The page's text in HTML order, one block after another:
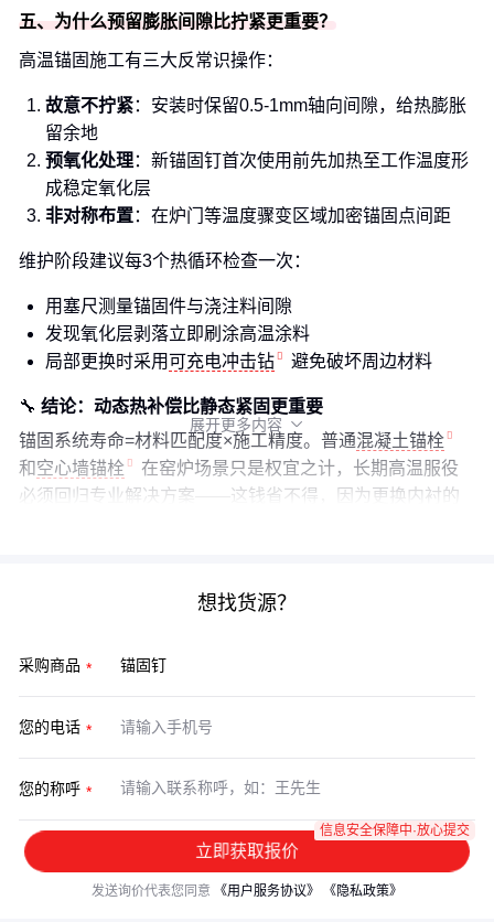
五、为什么预留膨胀间隙比拧紧更重要？
高温锚固施工有三大反常识操作：
故意不拧紧：安装时保留0.5-1mm轴向间隙，给热膨胀
留余地
预氧化处理：新锚固钉首次使用前先加热至工作温度形
成稳定氧化层
非对称布置：在炉门等温度骤变区域加密锚固点间距
维护阶段建议每3个热循环检查一次：
用塞尺测量锚固件与浇注料间隙
发现氧化层剥落立即刷涂高温涂料
局部更换时采用可充电冲击钻 避免破坏周边材料
🔧 结论：动态热补偿比静态紧固更重要
锚固系统寿命=材料匹配度×施工精度。普通混凝土锚栓
和空心墙锚栓
在窑炉场景只是权宜之计，长期高温服役
必须回归专业解决方案——这钱省不得，因为更换内衬的
展开更多内容 
想找货源？
采购商品
您的电话
您的称呼
立即获取报价
信息安全保障中·放心提交
发送询价代表您同意 《用户服务协议》 《隐私政策》